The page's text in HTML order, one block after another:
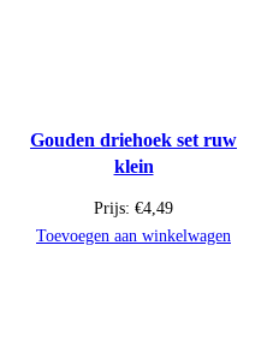
Gouden driehoek set ruw
klein
Prijs: €4,49
Toevoegen aan winkelwagen